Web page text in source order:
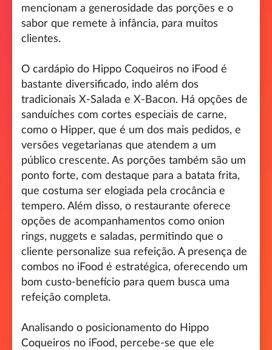
mencionam a generosidade das porções e o
sabor que remete à infância, para muitos
clientes.
O cardápio do Hippo Coqueiros no iFood é
bastante diversificado, indo além dos
tradicionais X-Salada e X-Bacon. Há opções de
sanduíches com cortes especiais de carne,
como o Hipper, que é um dos mais pedidos, e
versões vegetarianas que atendem a um
público crescente. As porções também são um
ponto forte, com destaque para a batata frita,
que costuma ser elogiada pela crocância e
tempero. Além disso, o restaurante oferece
opções de acompanhamentos como onion
rings, nuggets e saladas, permitindo que o
cliente personalize sua refeição. A presença de
combos no iFood é estratégica, oferecendo um
bom custo-benefício para quem busca uma
refeição completa.
Analisando o posicionamento do Hippo
Coqueiros no iFood, percebe-se que ele